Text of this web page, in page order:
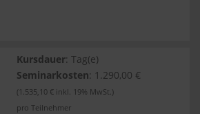
Kursdauer: Tag(e)
Seminarkosten: 1.290,00 €
(1.535,10 € inkl. 19% MwSt.)
pro Teilnehmer